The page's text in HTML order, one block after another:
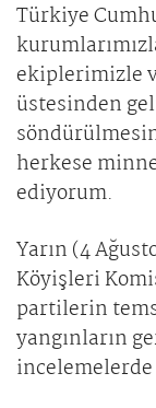
Türkiye
ekiplerimizle
üstesinden
herkese
ediyorum.
Yarın (4
Köyişleri
partilerin
yangınların